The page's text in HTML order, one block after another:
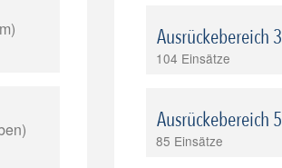
Ausrückebereich 3
104 Einsätze
Ausrückebereich 5
85 Einsätze